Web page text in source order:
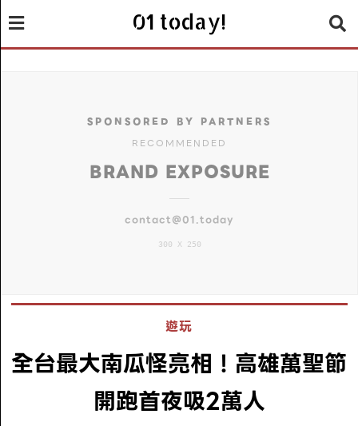
01 today!
SPONSORED BY PARTNERS
RECOMMENDED
BRAND EXPOSURE
contact@01.today
300 X 250
遊玩
全台最大南瓜怪亮相！高雄萬聖節
開跑首夜吸2萬人